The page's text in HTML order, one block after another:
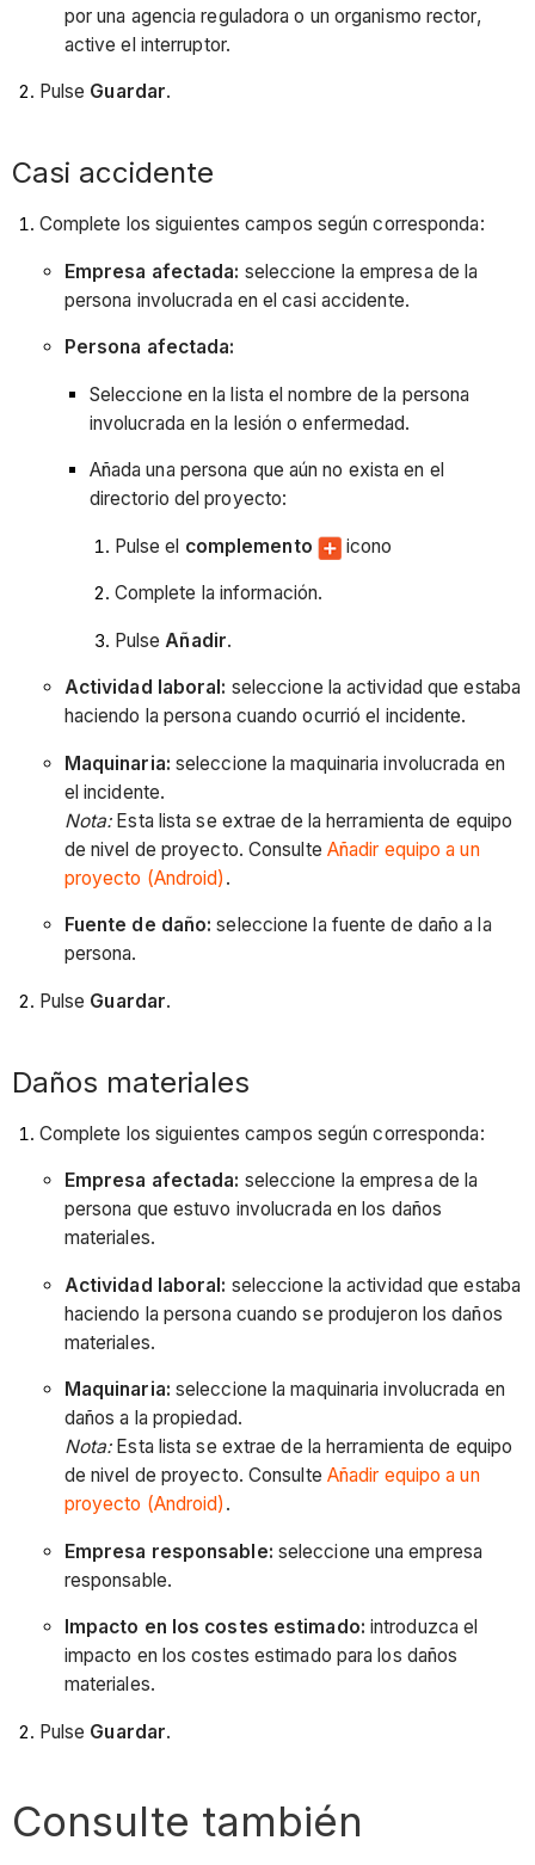
por una agencia reguladora o un organismo rector,
active el interruptor.
Pulse Guardar.
Casi accidente
Complete los siguientes campos según corresponda:
Empresa afectada: seleccione la empresa de la
persona involucrada en el casi accidente.
Persona afectada:
Seleccione en la lista el nombre de la persona
involucrada en la lesión o enfermedad.
Añada una persona que aún no exista en el
directorio del proyecto:
Pulse el complemento icono
Complete la información.
PulseAñadir.
Actividad laboral: seleccione la actividad que estaba
haciendo la persona cuando ocurrió el incidente.
Maquinaria: seleccione la maquinaria involucrada en
el incidente.
Nota:Esta lista se extrae de la herramienta de equipo
de nivel de proyecto. Consulte Añadir equipo a un
proyecto (Android) .
Fuente de daño: seleccione la fuente de daño a la
persona.
Pulse Guardar.
Daños materiales
Complete los siguientes campos según corresponda:
Empresa afectada: seleccione la empresa de la
persona que estuvo involucrada en los daños
materiales.
Actividad laboral: seleccione la actividad que estaba
haciendo la persona cuando se produjeron los daños
materiales.
Maquinaria: seleccione la maquinaria involucrada en
daños a la propiedad.
Nota:Esta lista se extrae de la herramienta de equipo
de nivel de proyecto. Consulte Añadir equipo a un
proyecto (Android) .
Empresa responsable: seleccione una empresa
responsable.
Impacto en los costes estimado: introduzca el
impacto en los costes estimado para los daños
materiales.
Pulse Guardar.
Consulte también